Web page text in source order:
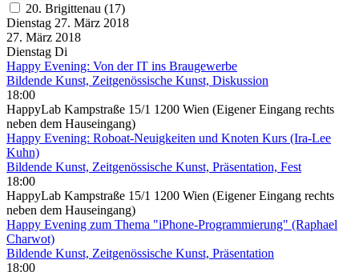
20. Brigittenau (17)
Dienstag 27. März 2018
27. März 2018
Dienstag Di
Happy Evening: Von der IT ins Braugewerbe
Bildende Kunst, Zeitgenössische Kunst, Diskussion
18:00
HappyLab Kampstraße 15/1 1200 Wien (Eigener Eingang rechts
neben dem Hauseingang)
Happy Evening: Roboat-Neuigkeiten und Knoten Kurs (Ira-Lee
Kuhn)
Bildende Kunst, Zeitgenössische Kunst, Präsentation, Fest
18:00
HappyLab Kampstraße 15/1 1200 Wien (Eigener Eingang rechts
neben dem Hauseingang)
Happy Evening zum Thema "iPhone-Programmierung" (Raphael
Charwot)
Bildende Kunst, Zeitgenössische Kunst, Präsentation
18:00